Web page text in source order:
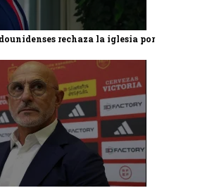
rechaza la iglesia por